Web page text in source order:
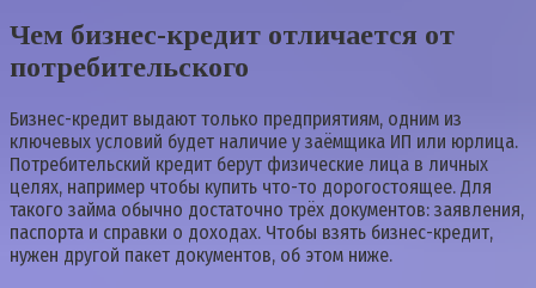
Чем бизнес-кредит отличается от
потребительского
Бизнес-кредит выдают только предприятиям, одним из
ключевых условий будет наличие у заёмщика ИП или юрлица.
Потребительский кредит берут физические лица в личных
целях, например чтобы купить что-то дорогостоящее. Для
такого займа обычно достаточно трёх документов: заявления,
паспорта и справки о доходах. Чтобы взять бизнес-кредит,
нужен другой пакет документов, об этом ниже.